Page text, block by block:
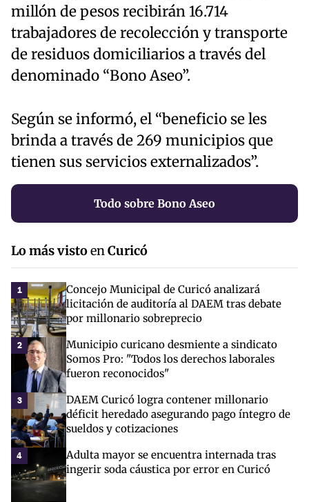
millón de pesos recibirán 16.714
trabajadores de recolección y transporte
de residuos domiciliarios a través del
denominado “Bono Aseo”.
Según se informó, el “beneficio se les
brinda a través de 269 municipios que
tienen sus servicios externalizados”.
Todo sobre Bono Aseo
Lo más vistoenCuricó
1
Concejo Municipal de Curicó analizará
licitación de auditoría al DAEM tras debate
por millonario sobreprecio
2
Municipio curicano desmiente a sindicato
Somos Pro: "Todos los derechos laborales
fueron reconocidos"
3
DAEM Curicó logra contener millonario
déficit heredado asegurando pago íntegro de
sueldos y cotizaciones
4
Adulta mayor se encuentra internada tras
ingerir soda cáustica por error en Curicó